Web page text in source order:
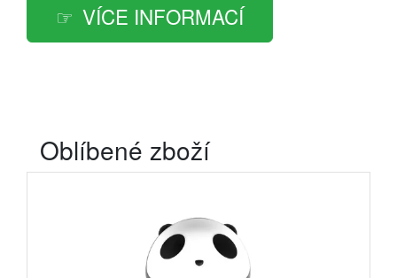
VÍCE INFORMACÍ
Oblíbené zboží